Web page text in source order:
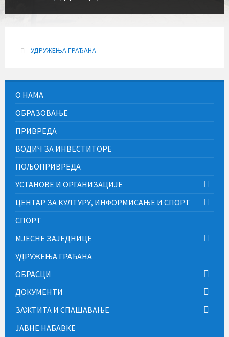
УДРУЖЕЊА ГРАЂАНА
О НАМА
ОБРАЗОВАЊЕ
ПРИВРЕДА
ВОДИЧ ЗА ИНВЕСТИТОРЕ
ПОЉОПРИВРЕДА
УСТАНОВЕ И ОРГАНИЗАЦИЈЕ
ЦЕНТАР ЗА КУЛТУРУ, ИНФОРМИСАЊЕ И СПОРТ
СПОРТ
МЈЕСНЕ ЗАЈЕДНИЦЕ
УДРУЖЕЊА ГРАЂАНА
ОБРАСЦИ
ДОКУМЕНТИ
ЗАЖТИТА И СПАШАВАЊЕ
ЈАВНЕ НАБАВКЕ